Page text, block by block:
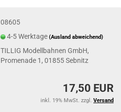
08605
4-5 Werktage(Ausland abweichend)
TILLIG Modellbahnen GmbH,
Promenade 1, 01855 Sebnitz
17,50 EUR
inkl. 19% MwSt. zzgl. Versand